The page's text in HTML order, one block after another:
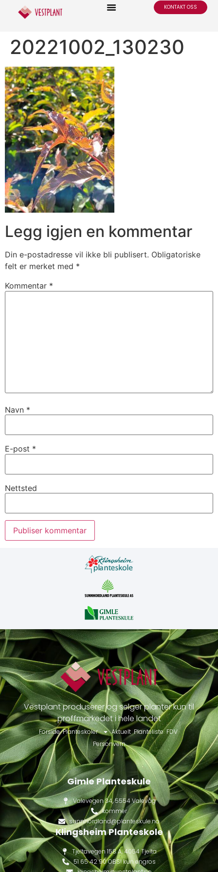
KONTAKT OSS
20221002_130230
Legg igjen en kommentar
Din e-postadresse vil ikke bli publisert. Obligatoriske
felt er merket med *
Kommentar *
Navn *
E-post *
Nettsted
Vestplant produserer og selger planter kun til
proffmarkedet i hele landet
Forside Planteskoler Aktuelt Planteliste FDV
Personvern
Gimle Planteskule
Valevegen 34, 5554 Valevåg
kommer
sunnhordland@planteskule.no
Klingsheim Planteskole
Tjeltavegen 158 A, 4054 Tjelta
51 65 42 90 OBS! kun engros